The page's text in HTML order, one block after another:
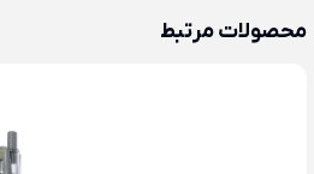
محصولات مرتبط